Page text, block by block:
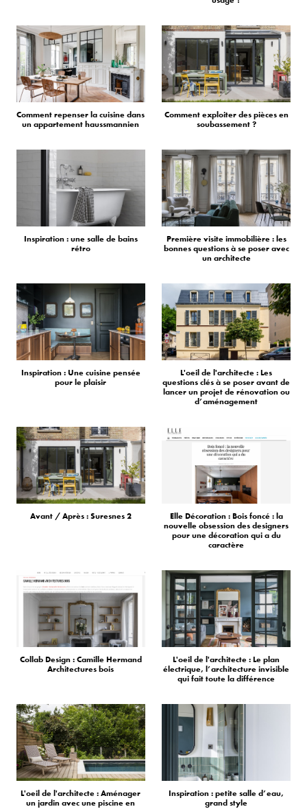
Comment repenser la cuisine dans
un appartement haussmannien
Comment exploiter des pièces en
soubassement ?
Inspiration : une salle de bains
rétro
Première visite immobilière : les
bonnes questions à se poser avec
un architecte
Inspiration : Une cuisine pensée
pour le plaisir
L'oeil de l'architecte : Les
questions clés à se poser avant de
lancer un projet de rénovation ou
d’aménagement
Avant / Après : Suresnes 2
Elle Décoration : Bois foncé : la
nouvelle obsession des designers
pour une décoration qui a du
caractère
Collab Design : Camille Hermand
Architectures bois
L'oeil de l'architecte : Le plan
électrique, l’architecture invisible
qui fait toute la différence
L'oeil de l'architecte : Aménager
un jardin avec une piscine en
Inspiration : petite salle d’eau,
grand style